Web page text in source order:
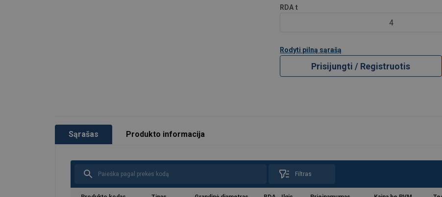
RDA t
4
Rodyti pilną sąrašą
Prisijungti / Registruotis
Sąrašas Produkto informacija
Filtras
Komponentai taip pat gali būti naudojami kartu su 8 klasės grandine ir komponentais pagal EN 818-2.
Padengimas:
Standartas:
Atsargos koeficientas: